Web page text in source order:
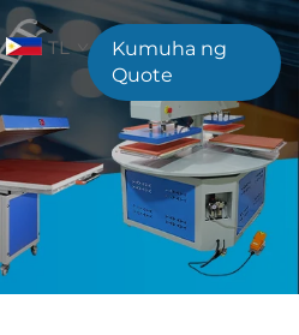
TL
Kumuha ng
Quote